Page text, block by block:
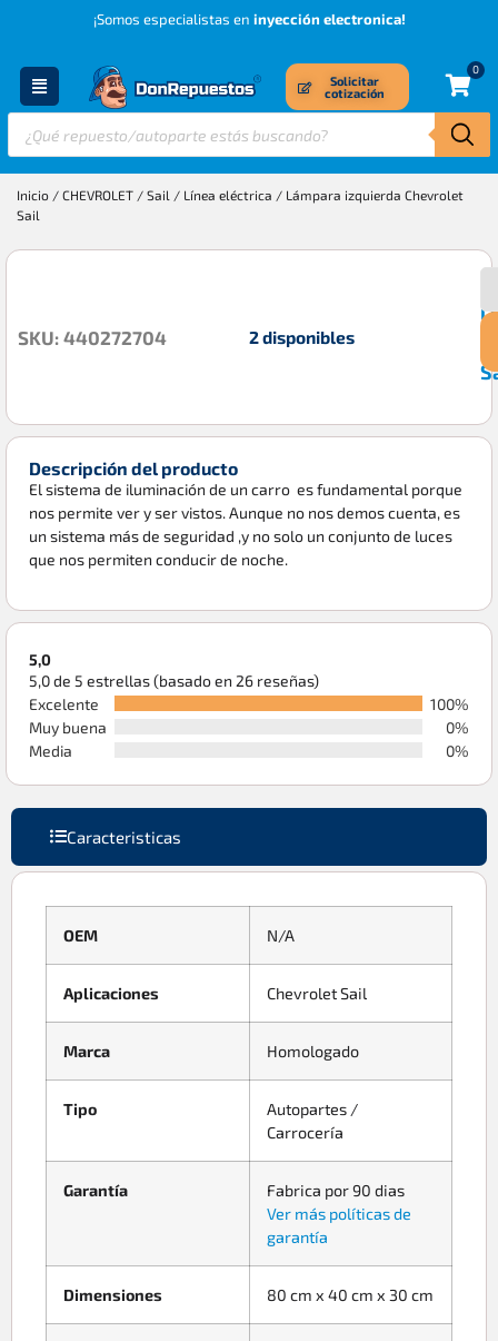
¡Somos especialistas en inyección electronica!
Solicitar
cotización
0
Inicio / CHEVROLET / Sail / Línea eléctrica / Lámpara izquierda Chevrolet
Sail
SKU: 440272704 2 disponibles
Descripción del producto
El sistema de iluminación de un carro es fundamental porque
nos permite ver y ser vistos. Aunque no nos demos cuenta, es
un sistema más de seguridad ,y no solo un conjunto de luces
que nos permiten conducir de noche.
5,0
5,0 de 5 estrellas (basado en 26 reseñas)
Excelente
100%
Muy buena
0%
Media
0%
Caracteristicas
OEM N/A
Aplicaciones Chevrolet Sail
Marca Homologado
Tipo
Autopartes /
Carrocería
Garantía
Fabrica por 90 dias
Ver más políticas de
garantía
Dimensiones 80 cm x 40 cm x 30 cm